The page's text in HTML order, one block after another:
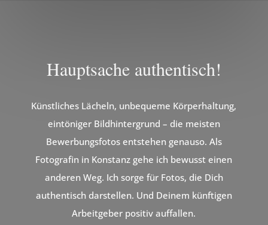
Hauptsache authentisch!
Künstliches Lächeln, unbequeme Körperhaltung,
eintöniger Bildhintergrund – die meisten
Bewerbungsfotos entstehen genauso. Als
Fotografin in Konstanz gehe ich bewusst einen
anderen Weg. Ich sorge für Fotos, die Dich
authentisch darstellen. Und Deinem künftigen
Arbeitgeber positiv auffallen.